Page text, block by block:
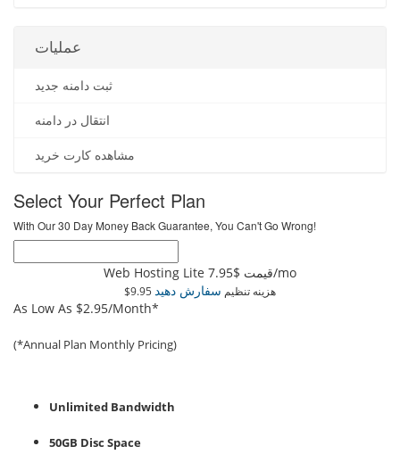
عملیات
ثبت دامنه جدید
انتقال در دامنه
مشاهده کارت خرید
Select Your Perfect Plan
With Our 30 Day Money Back Guarantee, You Can't Go Wrong!
Web Hosting Lite قیمت $7.95 /mo
$9.95 هزینه تنظیم سفارش دهید
As Low As $2.95/Month*
(*Annual Plan Monthly Pricing)
Unlimited Bandwidth
50GB Disc Space